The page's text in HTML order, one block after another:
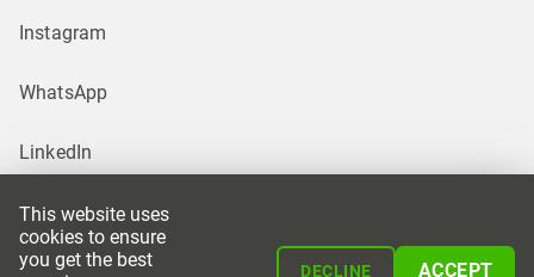
Instagram
WhatsApp
LinkedIn
This website uses
cookies to ensure
you get the best
DECLINE ACCEPT